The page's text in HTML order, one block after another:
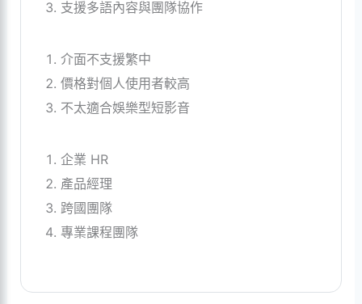
支援多語內容與團隊協作
介面不支援繁中
價格對個人使用者較高
不太適合娛樂型短影音
企業 HR
產品經理
跨國團隊
專業課程團隊